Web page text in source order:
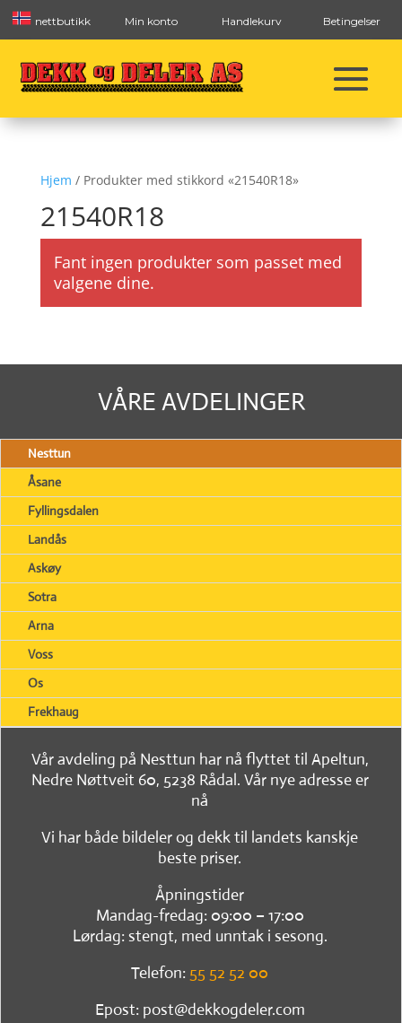
nettbutikk Min konto Handlekurv Betingelser
Hjem / Produkter med stikkord «21540R18»
21540R18
Fant ingen produkter som passet med
valgene dine.
VÅRE AVDELINGER
Nesttun
Åsane
Fyllingsdalen
Landås
Askøy
Sotra
Arna
Voss
Os
Frekhaug
Vår avdeling på Nesttun har nå flyttet til Apeltun,
Nedre Nøttveit 60, 5238 Rådal. Vår nye adresse er
nå
Vi har både bildeler og dekk til landets kanskje
beste priser.
Åpningstider
Mandag-fredag: 09:00 – 17:00
Lørdag: stengt, med unntak i sesong.
Telefon: 55 52 52 00
Epost: post@dekkogdeler.com